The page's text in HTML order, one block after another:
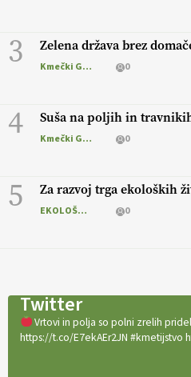
3 Zelena država brez
Kmečki Glas 0
4 Suša na poljih in
Kmečki Glas 0
5 Za razvoj trga ekoloških
EKOLOŠKO LOGIČNO 0
Twitter
Vrtovi in polja so polni zrelih
https://t.co/E7ekAEr2JN #kmetijstvo